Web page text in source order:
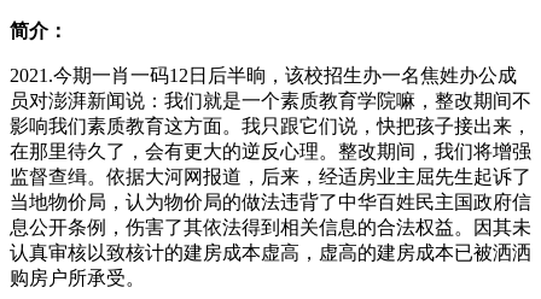
简介：
2021.今期一肖一码12日后半晌，该校招生办一名焦姓办公成
员对澎湃新闻说：我们就是一个素质教育学院嘛，整改期间不
影响我们素质教育这方面。我只跟它们说，快把孩子接出来，
在那里待久了，会有更大的逆反心理。整改期间，我们将增强
监督查缉。依据大河网报道，后来，经适房业主屈先生起诉了
当地物价局，认为物价局的做法违背了中华百姓民主国政府信
息公开条例，伤害了其依法得到相关信息的合法权益。因其未
认真审核以致核计的建房成本虚高，虚高的建房成本已被洒洒
购房户所承受。